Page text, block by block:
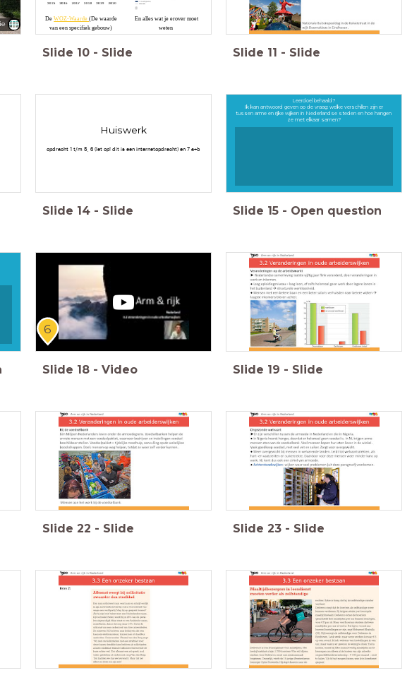
DeWOZ-Waarde(De waarde
van een specifiek gebouw)
En alles wat je erover moet
weten
Slide 10 - Slide Slide 11 - Slide
Huiswerk
opdracht 1 t/m 5, 6 (let op! dit is een internetopdracht) en 7 a+b
Slide 14 - Slide
Leerdoel behaald?
Ik kan antwoord geven op de vraag: welke verschillen zijn er
tussen arme en rijke wijken in Nederlandse steden en hoe hangen
ze met elkaar samen?
Slide 15 - Open question
6
Slide 18 - Video Slide 19 - Slide
Slide 22 - Slide Slide 23 - Slide